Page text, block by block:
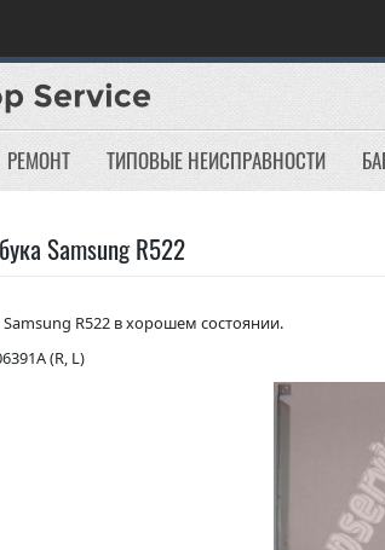
РЕМОНТ ТИПОВЫЕ НЕИСПРАВНОСТИ
Samsung R522
Samsung R522 в хорошем состоянии.
(R, L)